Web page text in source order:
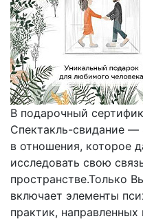
В подарочный
Спектакль-свидание —
в отношения, которое
исследовать свою
пространстве.Только
включает элементы
практик,